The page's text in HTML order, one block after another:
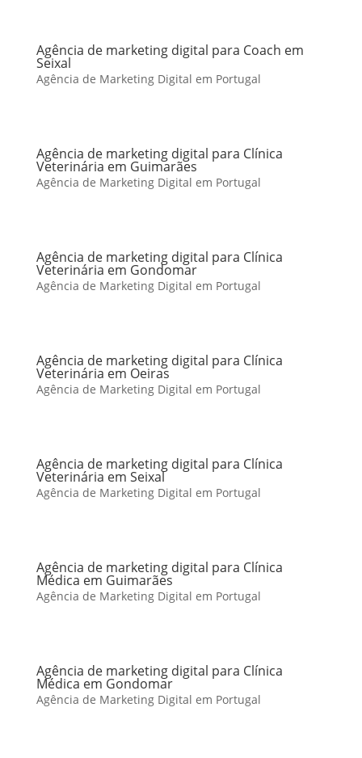
Agência de marketing digital para Coach em
Seixal
Agência de Marketing Digital em Portugal
Agência de marketing digital para Clínica
Veterinária em Guimarães
Agência de Marketing Digital em Portugal
Agência de marketing digital para Clínica
Veterinária em Gondomar
Agência de Marketing Digital em Portugal
Agência de marketing digital para Clínica
Veterinária em Oeiras
Agência de Marketing Digital em Portugal
Agência de marketing digital para Clínica
Veterinária em Seixal
Agência de Marketing Digital em Portugal
Agência de marketing digital para Clínica
Médica em Guimarães
Agência de Marketing Digital em Portugal
Agência de marketing digital para Clínica
Médica em Gondomar
Agência de Marketing Digital em Portugal